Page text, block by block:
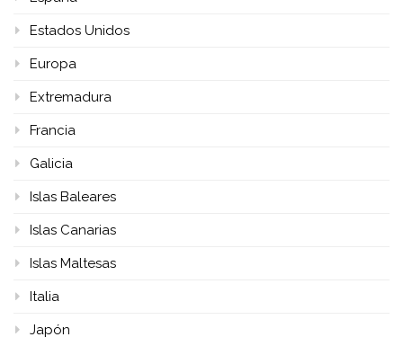
Estados Unidos
Europa
Extremadura
Francia
Galicia
Islas Baleares
Islas Canarias
Islas Maltesas
Italia
Japón